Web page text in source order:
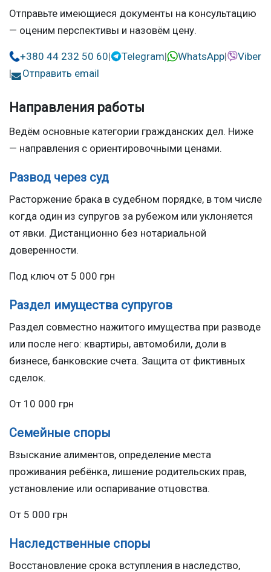
Отправьте имеющиеся документы на консультацию
— оценим перспективы и назовём цену.
+380 44 232 50 60| Telegram| WhatsApp|
Viber
|
Отправить email
Направления работы
Ведём основные категории гражданских дел. Ниже
— направления с ориентировочными ценами.
Развод через суд
Расторжение брака в судебном порядке, в том числе
когда один из супругов за рубежом или уклоняется
от явки. Дистанционно без нотариальной
доверенности.
Под ключ от 5 000 грн
Раздел имущества супругов
Раздел совместно нажитого имущества при разводе
или после него: квартиры, автомобили, доли в
бизнесе, банковские счета. Защита от фиктивных
сделок.
От 10 000 грн
Семейные споры
Взыскание алиментов, определение места
проживания ребёнка, лишение родительских прав,
установление или оспаривание отцовства.
От 5 000 грн
Наследственные споры
Восстановление срока вступления в наследство,